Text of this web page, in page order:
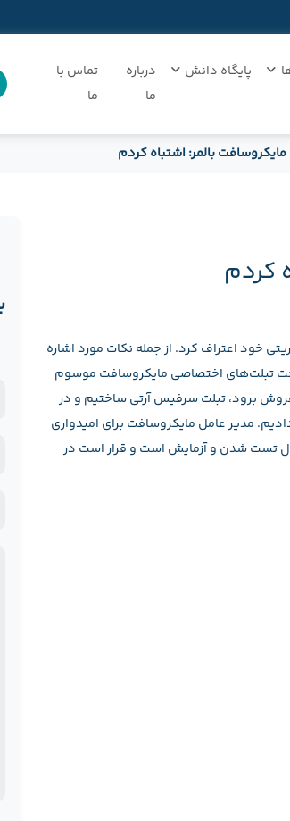
پایگاه دانش
درباره
ما
تماس با
ما
بالمر: اشتباه کردم
کردم
خود اعتراف کرد. از جمله نکات مورد اشاره
برای طراحی و ساخت تبلت‌های اختصاصی مایکروسافت موسوم
برود، تبلت سرفیس آرتی ساختیم و در
قیمت آنها را در سراسر جهان به 150 دلار کاهش دادیم. مدیر عامل مایکروسافت برای امیدواری
تست شدن و آزمایش است و قرار است در